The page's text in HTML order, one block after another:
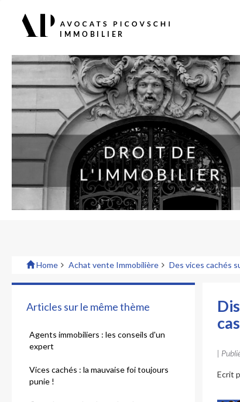
Home Achat vente Immobilière Des vices cachés
Articles sur le même thème
Agents immobiliers : les conseils d'un
expert
Vices cachés : la mauvaise foi toujours
punie !
|
Ecrit